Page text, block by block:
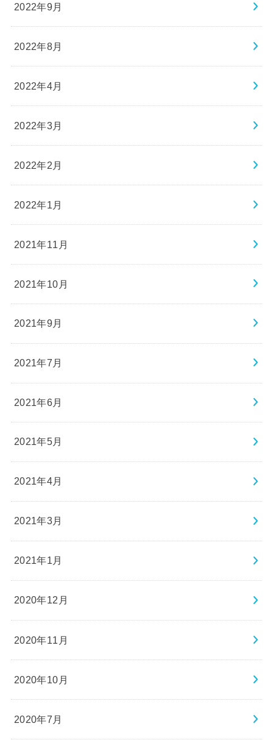
2022年9月
2022年8月
2022年4月
2022年3月
2022年2月
2022年1月
2021年11月
2021年10月
2021年9月
2021年7月
2021年6月
2021年5月
2021年4月
2021年3月
2021年1月
2020年12月
2020年11月
2020年10月
2020年7月